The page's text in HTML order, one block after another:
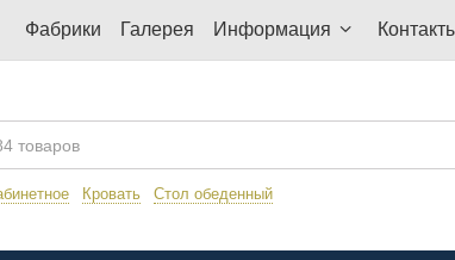
Фабрики Галерея Информация
Кровать Стол обеденный